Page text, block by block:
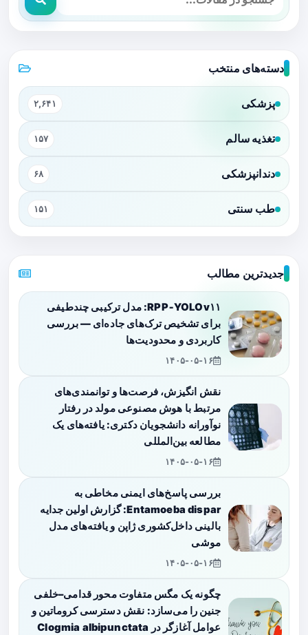
دسته‌های منتخب
پزشکی ۲,۶۴۱
تغذیه سالم ۱۵۷
دندانپزشکی ۶۸
طب سنتی ۱۵۱
جدیدترین مطالب
RPP‑YOLOv۱۱: مدل ترکیبی چندطیفی
برای تشخیص ترک‌های جاده‌ای — بررسی
کاربردی و محدودیت‌ها
۱۴۰۵-۰۵-۱۶
نقش انگیزش، فرصت‌ها و توانمندی‌های
مرتبط با هوش مصنوعی مولد در رفتار
نوآورانه دانشجویان دکتری: یافته‌های یک
مطالعه بین‌المللی
۱۴۰۵-۰۵-۱۶
بررسی پاسخ‌های ایمنی مخاطی به
Entamoeba dispar: گزارش اولین جدایه
بالینی داخل‌کشوری ژاپن و یافته‌های مدل
موشی
۱۴۰۵-۰۵-۱۶
چگونه یک مگس متفاوت محور قدامی–خلفی
جنین را می‌سازد: نقش دسترسی کروماتین و
عوامل آغازگر در Clogmia albipunctata